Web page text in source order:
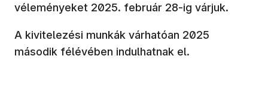
véleményeket 2025. február 28-ig várjuk.
A kivitelezési munkák várhatóan 2025
második félévében indulhatnak el.